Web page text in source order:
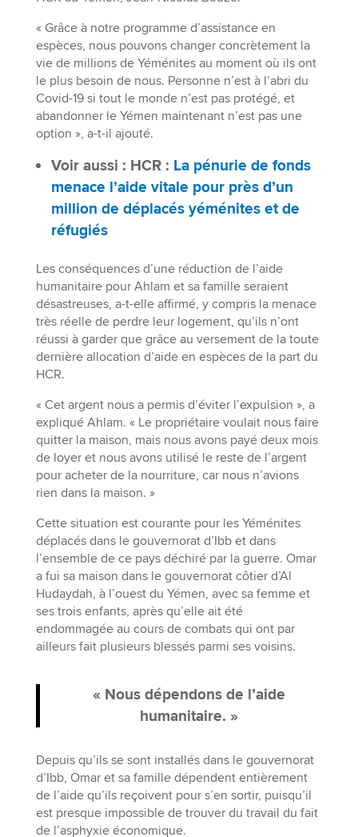
« Grâce à notre programme d’assistance en
espèces, nous pouvons changer concrètement la
vie de millions de Yéménites au moment où ils ont
le plus besoin de nous. Personne n’est à l’abri du
Covid-19 si tout le monde n’est pas protégé, et
abandonner le Yémen maintenant n’est pas une
option », a-t-il ajouté.
Voir aussi : HCR : La pénurie de fonds
menace l’aide vitale pour près d’un
million de déplacés yéménites et de
réfugiés
Les conséquences d’une réduction de l’aide
humanitaire pour Ahlam et sa famille seraient
désastreuses, a-t-elle affirmé, y compris la menace
très réelle de perdre leur logement, qu’ils n’ont
réussi à garder que grâce au versement de la toute
dernière allocation d’aide en espèces de la part du
HCR.
« Cet argent nous a permis d’éviter l’expulsion », a
expliqué Ahlam. « Le propriétaire voulait nous faire
quitter la maison, mais nous avons payé deux mois
de loyer et nous avons utilisé le reste de l’argent
pour acheter de la nourriture, car nous n’avions
rien dans la maison. »
Cette situation est courante pour les Yéménites
déplacés dans le gouvernorat d’Ibb et dans
l’ensemble de ce pays déchiré par la guerre. Omar
a fui sa maison dans le gouvernorat côtier d’Al
Hudaydah, à l’ouest du Yémen, avec sa femme et
ses trois enfants, après qu’elle ait été
endommagée au cours de combats qui ont par
ailleurs fait plusieurs blessés parmi ses voisins.
« Nous dépendons de l’aide
humanitaire. »
Depuis qu’ils se sont installés dans le gouvernorat
d’Ibb, Omar et sa famille dépendent entièrement
de l’aide qu’ils reçoivent pour s’en sortir, puisqu’il
est presque impossible de trouver du travail du fait
de l’asphyxie économique.